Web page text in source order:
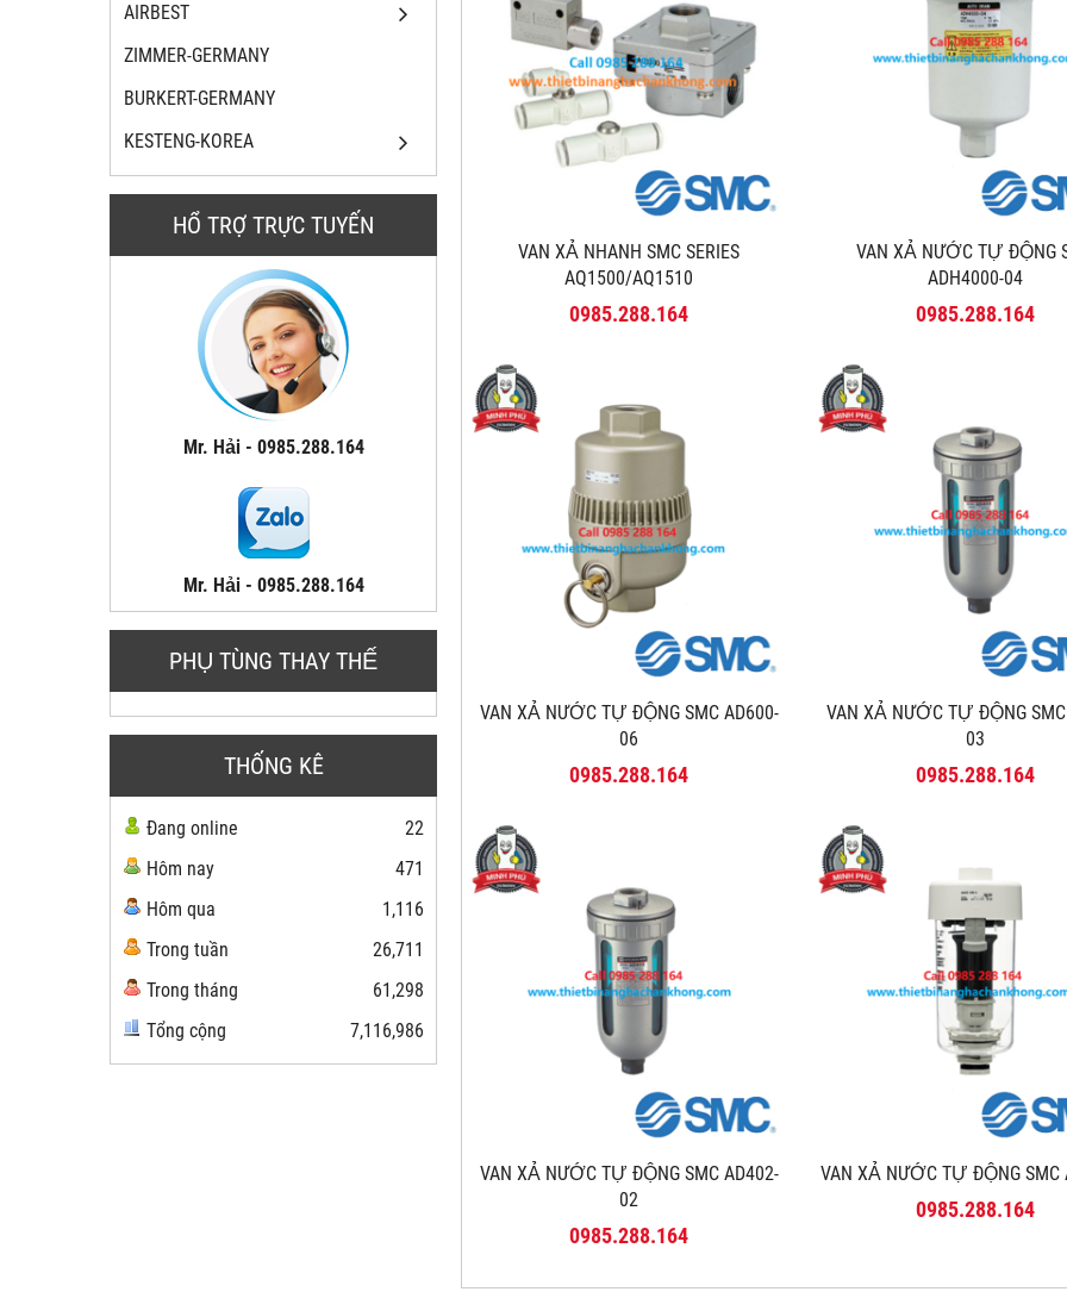
AIRBEST
ZIMMER-GERMANY
BURKERT-GERMANY
KESTENG-KOREA
HỔ TRỢ TRỰC TUYẾN
Mr. Hải - 0985.288.164
Mr. Hải - 0985.288.164
PHỤ TÙNG THAY THẾ
THỐNG KÊ
Đang online
22
Hôm nay
471
Hôm qua
1,116
Trong tuần
26,711
Trong tháng
61,298
Tổng cộng
7,116,986
VAN XẢ NHANH SMC SERIES
AQ1500/AQ1510
0985.288.164
VAN XẢ NƯỚC TỰ ĐỘNG
ADH4000-04
0985.288.164
VAN XẢ NƯỚC TỰ ĐỘNG SMC AD600-
06
0985.288.164
VAN XẢ NƯỚC TỰ ĐỘNG
03
0985.288.164
VAN XẢ NƯỚC TỰ ĐỘNG SMC AD402-
02
0985.288.164
VAN XẢ NƯỚC TỰ ĐỘNG SMC
0985.288.164